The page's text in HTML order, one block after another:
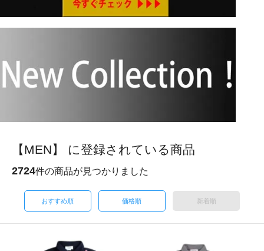
【MEN】 に登録されている商品
2724件の商品が見つかりました
おすすめ順 価格順 新着順